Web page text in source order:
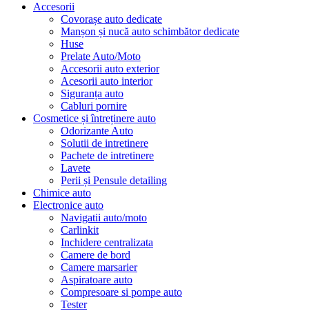
Accesorii
Covorașe auto dedicate
Manșon și nucă auto schimbător dedicate
Huse
Prelate Auto/Moto
Accesorii auto exterior
Acesorii auto interior
Siguranța auto
Cabluri pornire
Cosmetice și întreținere auto
Odorizante Auto
Solutii de intretinere
Pachete de intretinere
Lavete
Perii și Pensule detailing
Chimice auto
Electronice auto
Navigatii auto/moto
Carlinkit
Inchidere centralizata
Camere de bord
Camere marsarier
Aspiratoare auto
Compresoare si pompe auto
Tester